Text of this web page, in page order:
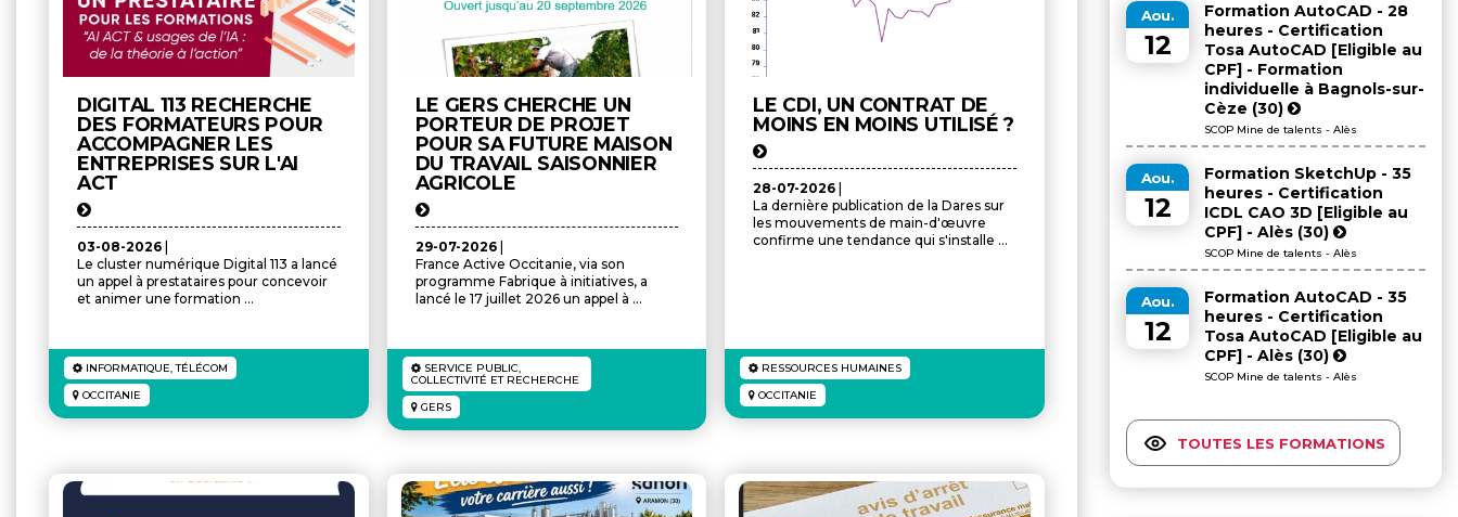
DIGITAL 113 RECHERCHE
DES FORMATEURS POUR
ACCOMPAGNER LES
ENTREPRISES SUR L'AI
ACT
03-08-2026
Le cluster numérique Digital 113 a lancé
un appel à prestataires pour concevoir
et animer une formation ...
INFORMATIQUE, TÉLÉCOM
OCCITANIE
LE GERS CHERCHE UN
PORTEUR DE PROJET
POUR SA FUTURE MAISON
DU TRAVAIL SAISONNIER
AGRICOLE
29-07-2026
France Active Occitanie, via son
programme Fabrique à initiatives, a
lancé le 17 juillet 2026 un appel à ...
SERVICE PUBLIC,
COLLECTIVITÉ ET RECHERCHE
GERS
LE CDI, UN CONTRAT DE
MOINS EN MOINS UTILISÉ ?
28-07-2026
La dernière publication de la Dares sur
les mouvements de main-d'œuvre
confirme une tendance qui s'installe ...
RESSOURCES HUMAINES
OCCITANIE
Aou.
12
Formation AutoCAD - 28
heures - Certification
Tosa AutoCAD [Eligible au
CPF] - Formation
individuelle à Bagnols-sur-
Cèze (30)
SCOP Mine de talents - Alès
Aou.
12
Formation SketchUp - 35
heures - Certification
ICDL CAO 3D [Eligible au
CPF] - Alès (30)
SCOP Mine de talents - Alès
Aou.
12
Formation AutoCAD - 35
heures - Certification
Tosa AutoCAD [Eligible au
CPF] - Alès (30)
SCOP Mine de talents - Alès
TOUTES LES FORMATIONS